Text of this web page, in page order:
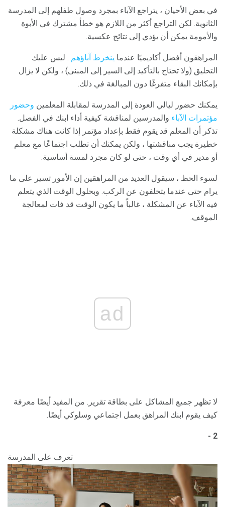
في بعض الأحيان ، يتراجع الآباء بمجرد وصول طفلهم إلى المدرسة
الثانوية. لكن التراجع أكثر من اللازم هو خطأ مشترك في الأبوة
والأمومة يمكن أن يؤدي إلى نتائج عكسية.
المراهقون أفضل أكاديميًا عندما ينخرط آباؤهم . ليس عليك
التحليق (ولا تحتاج بالتأكيد إلى السير إلى المبنى) ، ولكن لا يزال
بإمكانك البقاء متفرغًا دون المبالغة في ذلك.
يمكنك حضور ليالي العودة إلى المدرسة لمقابلة المعلمين وحضور
مؤتمرات الآباء والمدرسين لمناقشة كيفية أداء ابنك في الفصل.
تذكر أن المعلم قد يقوم فقط بإعداد مؤتمر إذا كانت هناك مشكلة
خطيرة يجب مناقشتها ، ولكن يمكنك أن تطلب اجتماعًا مع معلم
أو مدير في أي وقت ، حتى لو كان مجرد لمسة أساسية.
لسوء الحظ ، سيقول العديد من المراهقين إن الأمور تسير على ما
يرام حتى عندما يتخلفون عن الركب. وبحلول الوقت الذي يتعلم
فيه الآباء عن المشكلة ، غالباً ما يكون الوقت قد فات لمعالجة
الموقف.
ad
لا تظهر جميع المشاكل على بطاقة تقرير. من المفيد أيضًا معرفة
كيف يقوم ابنك المراهق بعمل اجتماعي وسلوكي أيضًا.
2 -
تعرف على المدرسة